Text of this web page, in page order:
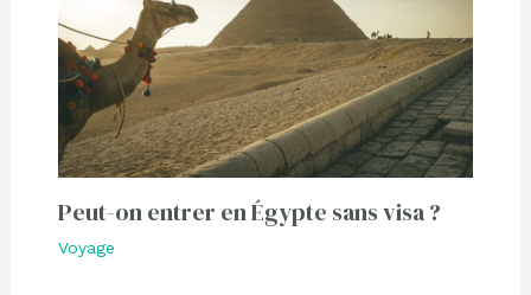
Peut-on entrer en Égypte sans visa ?
Voyage